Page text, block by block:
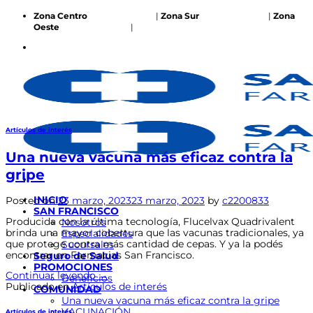
Saltar Zona Centro | Zona Sur | Zona
Oeste
|
INICIO
SAN FRANCISCO
Nosotros
Especialidades
Sucursales
Seguro de Salud
PROMOCIONES
Beneficios
COMUNIDAD
Una nueva vacuna más eficaz contra la gripe
Artículos de interés
Una nueva vacuna más eficaz contra la
gripe
Posted on23 marzo, 202323 marzo, 2023 by c2200833
Producida con la última tecnología, Flucelvax Quadrivalent
brinda una mayor cobertura que las vacunas tradicionales, ya
que protege contra más cantidad de cepas. Y ya la podés
encontrar en Farmacias San Francisco.
Continuar leyendo→
Publicado enArtículos de interés
Artículos de interés